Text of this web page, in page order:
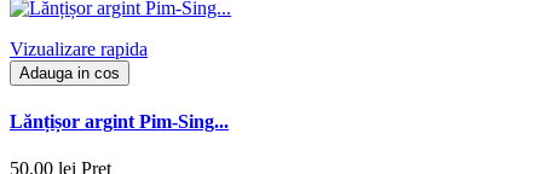
Vizualizare rapida
Adauga in cos
Lănțișor argint Pim-Sing...
50,00 lei Pret